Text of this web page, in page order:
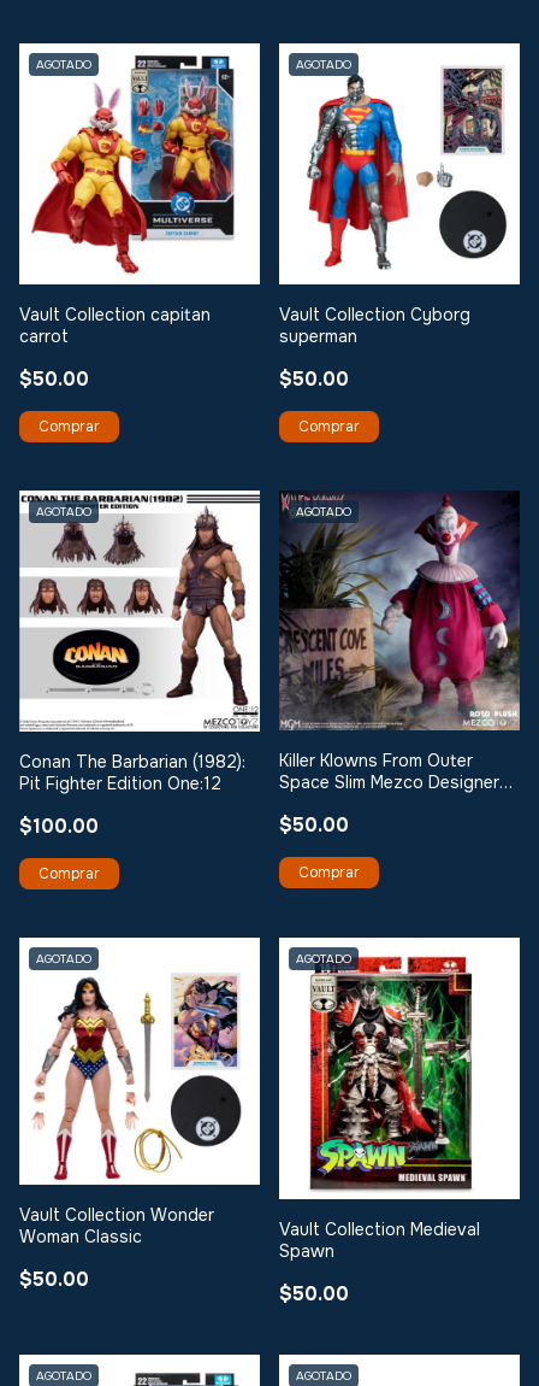
AGOTADO
Vault Collection capitan
carrot
$50.00
AGOTADO
Vault Collection Cyborg
superman
$50.00
AGOTADO
Conan The Barbarian (1982):
Pit Fighter Edition One:12
$100.00
AGOTADO
Killer Klowns From Outer
Space Slim Mezco Designer
$50.00
AGOTADO
Vault Collection Wonder
Woman Classic
$50.00
AGOTADO
Vault Collection Medieval
Spawn
$50.00
AGOTADO AGOTADO